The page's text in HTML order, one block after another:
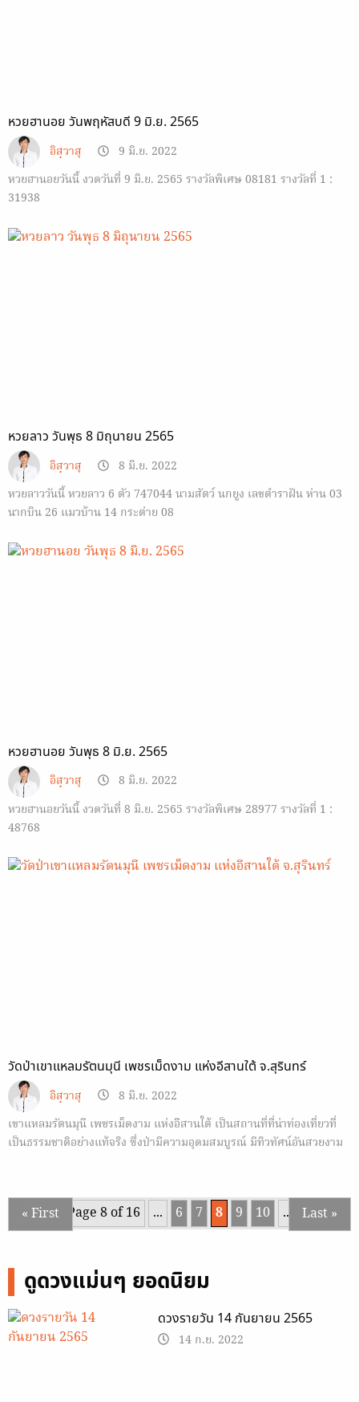
หวยฮานอย วันพฤหัสบดี 9 มิ.ย. 2565
อิสฺวาสุ
9 มิ.ย. 2022
หวยฮานอยวันนี้ งวดวันที่ 9 มิ.ย. 2565 รางวัลพิเศษ 08181 รางวัลที่ 1 :
31938
หวยลาว วันพุธ 8 มิถุนายน 2565
อิสฺวาสุ
8 มิ.ย. 2022
หวยลาววันนี้ หวยลาว 6 ตัว 747044 นามสัตว์ นกยูง เลขตำราฝัน ห่าน 03
นากบิน 26 แมวบ้าน 14 กระต่าย 08
หวยฮานอย วันพุธ 8 มิ.ย. 2565
อิสฺวาสุ
8 มิ.ย. 2022
หวยฮานอยวันนี้ งวดวันที่ 8 มิ.ย. 2565 รางวัลพิเศษ 28977 รางวัลที่ 1 :
48768
วัดป่าเขาแหลมรัตนมุนี เพชรเม็ดงาม แห่งอีสานใต้ จ.สุรินทร์
อิสฺวาสุ
8 มิ.ย. 2022
เขาแหลมรัตนมุนี เพชรเม็ดงาม แห่งอีสานใต้ เป็นสถานที่ที่น่าท่องเที่ยวที่
เป็นธรรมชาติอย่างแท้จริง ซึ่งป่ามีความอุดมสมบูรณ์ มีทิวทัศน์อันสวยงาม
Page 8 of 16
« First ... 6 7 8 9 10 ... Last »
ดูดวงแม่นๆ ยอดนิยม
ดวงรายวัน 14 กันยายน 2565
14 ก.ย. 2022